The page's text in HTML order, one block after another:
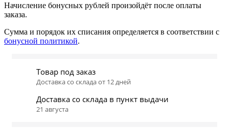
Начисление бонусных рублей произойдёт после оплаты
заказа.
Сумма и порядок их списания определяется в соответствии с
бонусной политикой.
Товар под заказ
Доставка со склада от 12 дней
Доставка со склада в пункт выдачи
21 августа